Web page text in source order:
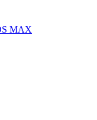
MAX